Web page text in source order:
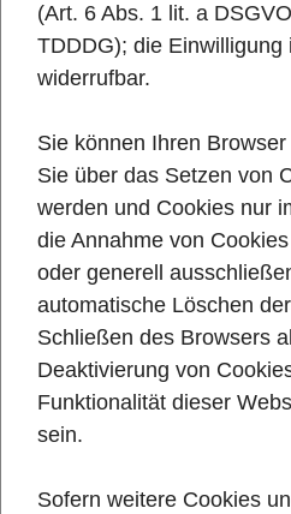
(Art. 6 Abs. 1 lit. a
TDDDG); die Einwilligung
widerrufbar.
Sie können Ihren
Sie über das Setzen von
werden und Cookies nur
die Annahme von
oder generell
automatische Löschen
Schließen des Browsers
Deaktivierung von
Funktionalität dieser
sein.
Sofern weitere Cookies